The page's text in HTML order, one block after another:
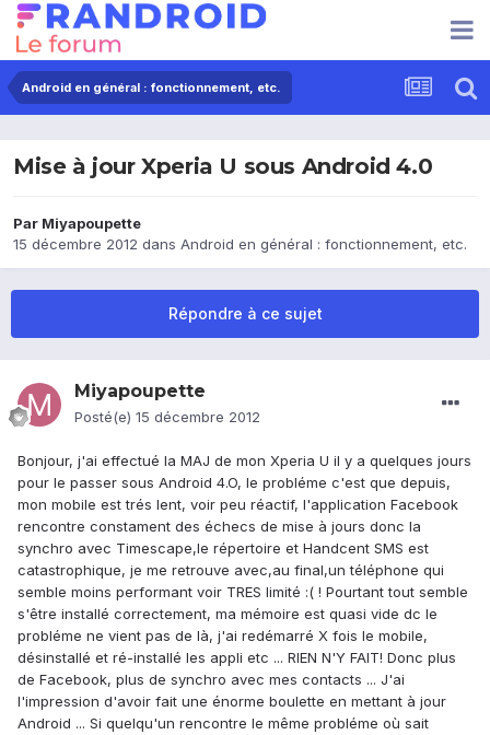
Android en général : fonctionnement, etc.
Mise à jour Xperia U sous Android 4.0
Par Miyapoupette
15 décembre 2012 dans Android en général : fonctionnement, etc.
Répondre à ce sujet
Miyapoupette
Posté(e) 15 décembre 2012
Bonjour, j'ai effectué la MAJ de mon Xperia U il y a quelques jours
pour le passer sous Android 4.O, le probléme c'est que depuis,
mon mobile est trés lent, voir peu réactif, l'application Facebook
rencontre constament des échecs de mise à jours donc la
synchro avec Timescape,le répertoire et Handcent SMS est
catastrophique, je me retrouve avec,au final,un téléphone qui
semble moins performant voir TRES limité :( ! Pourtant tout semble
s'être installé correctement, ma mémoire est quasi vide dc le
probléme ne vient pas de là, j'ai redémarré X fois le mobile,
désinstallé et ré-installé les appli etc ... RIEN N'Y FAIT! Donc plus
de Facebook, plus de synchro avec mes contacts ... J'ai
l'impression d'avoir fait une énorme boulette en mettant à jour
Android ... Si quelqu'un rencontre le même probléme où sait